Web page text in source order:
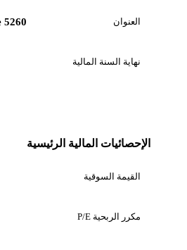
العنوان 5260 California Avenue
نهاية السنة المالية
الإحصائيات المالية الرئيسية
القيمة السوقية
مكرر الربحية P/E